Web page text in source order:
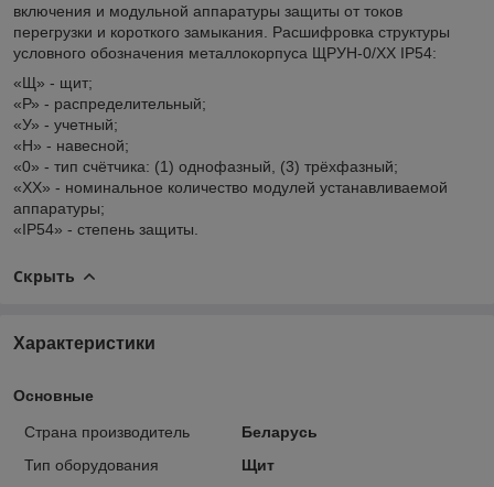
включения и модульной аппаратуры защиты от токов
перегрузки и короткого замыкания. Расшифровка структуры
условного обозначения металлокорпуса ЩРУН-0/ХХ IP54:
«Щ» - щит;
«Р» - распределительный;
«У» - учетный;
«Н» - навесной;
«0» - тип счётчика: (1) однофазный, (3) трёхфазный;
«ХХ» - номинальное количество модулей устанавливаемой
аппаратуры;
«IP54» - степень защиты.
Скрыть
Характеристики
Основные
Страна производитель
Беларусь
Тип оборудования
Щит